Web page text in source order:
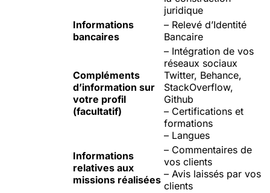
juridique
Informations
bancaires
– Relevé d’Identité
Bancaire
Compléments
d’information sur
votre profil
(facultatif)
– Intégration de vos
réseaux sociaux
Twitter, Behance,
StackOverflow,
Github
– Certifications et
formations
– Langues
Informations
relatives aux
missions réalisées
– Commentaires de
vos clients
– Avis laissés par vos
clients